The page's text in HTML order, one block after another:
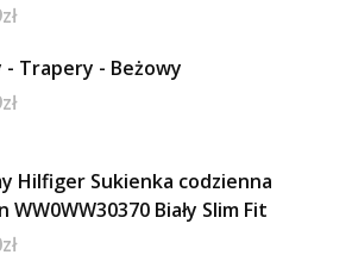
zł
- Trapery - Beżowy
zł
Hilfiger Sukienka codzienna
WW0WW30370 Biały Slim Fit
zł